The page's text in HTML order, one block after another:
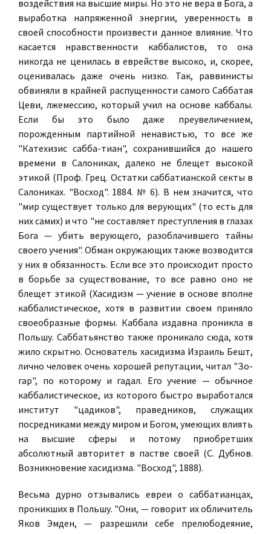
воздействия на высшие миры. Но это не вера в Бога, а
выработка напряженной энергии, уверенность в
своей способности произвести данное влияние. Что
касается нравственности каббалистов, то она
никогда не ценилась в еврействе высоко, и, скорее,
оценивалась даже очень низко. Так, раввинисты
обвиняли в крайней распущенности самого Саббатая
Цеви, лжемессию, который учил на основе каббалы.
Если бы это было даже преувеличением,
порожденным партийной ненавистью, то все же
"Катехизис сабба-тиан", сохранившийся до нашего
времени в Салониках, далеко не блещет высокой
этикой (Проф. Грец. Остатки саббатианской секты в
Салониках. "Восход". 1884. № 6). В нем значится, что
"мир существует только для верующих" (то есть для
них самих) и что "не составляет преступления в глазах
Бога — убить верующего, разоблачившего тайны
своего учения". Обман окружающих также возводится
у них в обязанность. Если все это происходит просто
в борьбе за существование, то все равно оно не
блещет этикой (Хасидизм — учение в основе вполне
каббалистическое, хотя в развитии своем приняло
своеобразные формы. Каббала издавна проникла в
Польшу. Саббатьянство также проникало сюда, хотя
жило скрытно. Основатель хасидизма Израиль Бешт,
лично человек очень хорошей репутации, читал "Зо-
гар", по которому и гадал. Его учение — обычное
каббалистическое, из которого быстро выработался
институт "цадиков", праведников, служащих
посредниками между миром и Богом, умеющих влиять
на высшие сферы и потому приобретших
абсолютный авторитет в пастве своей (С. Дубнов.
Возникновение хасидизма. "Восход", 1888).
Весьма дурно отзывались евреи о саббатианцах,
проникших в Польшу. "Они, — говорит их обличитель
Яков Эмден, — разрешили себе прелюбодеяние,